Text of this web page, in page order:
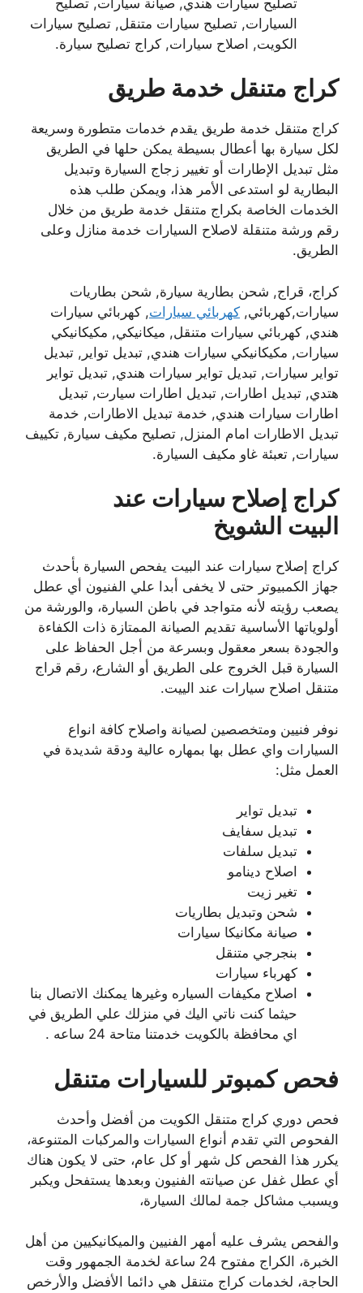
السيارات, تصليح سيارات متنقل, تصليح سيارات
الكويت, اصلاح سيارات, كراج تصليح سيارة.
كراج متنقل خدمة طريق
كراج متنقل خدمة طريق يقدم خدمات متطورة وسريعة
لكل سيارة بها أعطال بسيطة يمكن حلها في الطريق
مثل تبديل الإطارات أو تغيير زجاج السيارة وتبديل
البطارية لو استدعى الأمر هذا، ويمكن طلب هذه
الخدمات الخاصة بكراج متنقل خدمة طريق من خلال
رقم ورشة متنقلة لاصلاح السيارات خدمة منازل وعلى
الطريق.
كراج، قراج, شحن بطارية سيارة, شحن بطاريات
سيارات,كهربائي, كهربائي سيارات, كهربائي سيارات
هندي, كهربائي سيارات متنقل, ميكانيكي, مكيكانيكي
سيارات, مكيكانيكي سيارات هندي, تبديل تواير, تبديل
تواير سيارات, تبديل تواير سيارات هندي, تبديل تواير
هتدي, تبديل اطارات, تبديل اطارات سيارت, تبديل
اطارات سيارات هندي, خدمة تبديل الاطارات, خدمة
تبديل الاطارات امام المنزل, تصليح مكيف سيارة, تكييف
سيارات, تعبئة غاو مكيف السيارة.
كراج إصلاح سيارات عند
البيت الشويخ
كراج إصلاح سيارات عند البيت يفحص السيارة بأحدث
جهاز الكمبيوتر حتى لا يخفى أبدا علي الفنيون أي عطل
يصعب رؤيته لأنه متواجد في باطن السيارة، والورشة من
أولوياتها الأساسية تقديم الصيانة الممتازة ذات الكفاءة
والجودة بسعر معقول وبسرعة من أجل الحفاظ على
السيارة قبل الخروج على الطريق أو الشارع، رقم قراج
متنقل اصلاح سيارات عند الييت.
نوفر فنيين ومتخصصين لصيانة واصلاح كافة انواع
السيارات واي عطل بها بمهاره عالية ودقة شديدة في
العمل مثل:
تبديل تواير
تبديل سفايف
تبديل سلفات
اصلاح دينامو
تغير زيت
شحن وتبديل بطاريات
صيانة مكانيكا سيارات
بنجرجي متنقل
كهرباء سيارات
اصلاح مكيفات السياره وغيرها يمكنك الاتصال بنا
حيثما كنت ناتي اليك في منزلك علي الطريق في
اي محافظة بالكويت خدمتنا متاحة 24 ساعه .
فحص كمبوتر للسيارات متنقل
فحص دوري كراج متنقل الكويت من أفضل وأحدث
الفحوص التي تقدم أنواع السيارات والمركبات المتنوعة،
يكرر هذا الفحص كل شهر أو كل عام، حتى لا يكون هناك
أي عطل غفل عن صيانته الفنيون وبعدها يستفحل ويكبر
ويسبب مشاكل جمة لمالك السيارة،
والفحص يشرف عليه أمهر الفنيين والميكانيكيين من أهل
الخبرة، الكراج مفتوح 24 ساعة لخدمة الجمهور وقت
الحاجة، لخدمات كراج متنقل هي دائما الأفضل والأرخص